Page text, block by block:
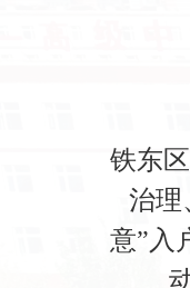
铁东
治理
意”入